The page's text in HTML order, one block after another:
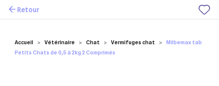
Mes favoris
Accueil Vétérinaire Chat Vermifuges chat
Milbemax tab
Petits Chats de 0,5 à 2kg 2 Comprimés
Retour